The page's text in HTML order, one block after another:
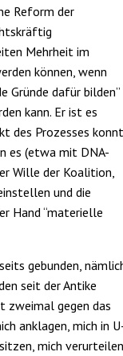
Reform der
Mehrheit im
können, wenn
Gründe dafür bilden”
kann. Er ist es
des Prozesses
es (etwa mit DNA-
Wille der Koalition,
und die
Hand “materielle
gebunden,
seit der Antike
zweimal gegen das
anklagen, mich in
mich verurteilen